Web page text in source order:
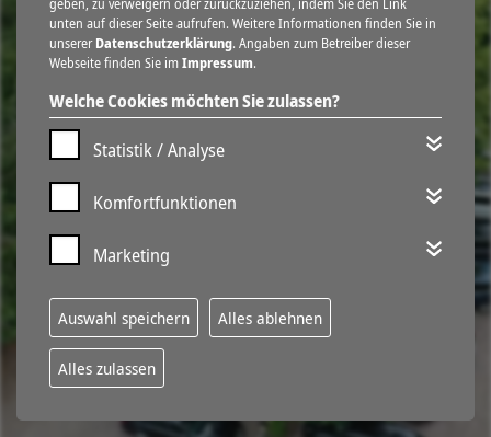
geben, zu verweigern oder zurückzuziehen, indem Sie den Link
unten auf dieser Seite aufrufen. Weitere Informationen finden Sie in
unsererDatenschutzerklärung. Angaben zum Betreiber dieser
Webseite finden Sie imImpressum.
Welche Cookies möchten Sie zulassen?
Statistik / Analyse
Komfortfunktionen
Marketing
Auswahl speichern Alles ablehnen
Alles zulassen